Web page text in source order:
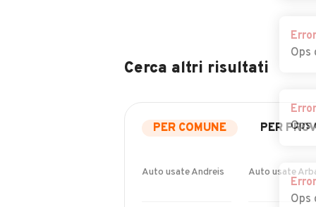
Cerca altri risultati
PER COMUNE PER
Auto usate Andreis Auto usate
Error
Ops
Error
Ops
Error
Ops